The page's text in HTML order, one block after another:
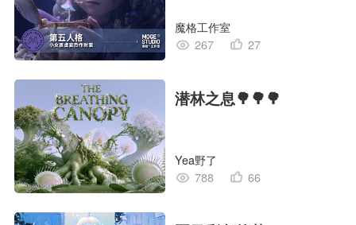
魔格工作室
267
27
潜林之息🌳🌳🌳
Yea野了
788
66